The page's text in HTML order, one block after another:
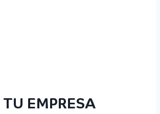
EMPRESA